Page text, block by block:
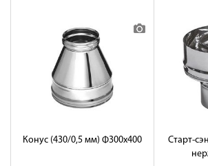
Конус (430/0,5 мм) Ф300х400
Старт-